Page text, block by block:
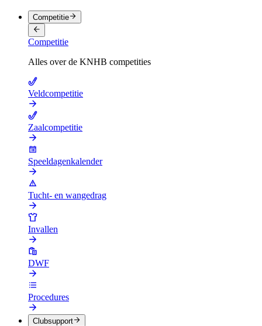
Competitie
Competitie
Alles over de KNHB competities
Veldcompetitie
Zaalcompetitie
Speeldagenkalender
Tucht- en wangedrag
Invallen
DWF
Procedures
Clubsupport